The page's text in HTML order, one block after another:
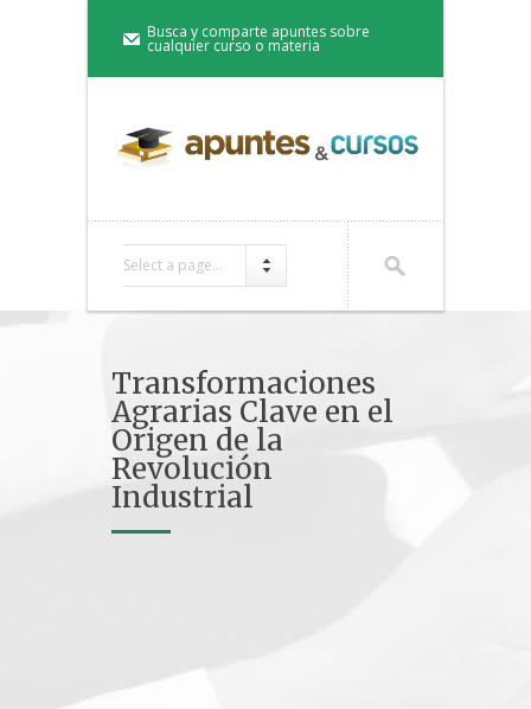
Busca y comparte apuntes sobre
cualquier curso o materia
Select a page...
Transformaciones
Agrarias Clave en el
Origen de la
Revolución
Industrial